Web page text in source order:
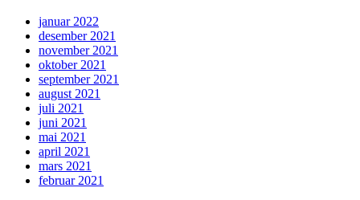
januar 2022
desember 2021
november 2021
oktober 2021
september 2021
august 2021
juli 2021
juni 2021
mai 2021
april 2021
mars 2021
februar 2021